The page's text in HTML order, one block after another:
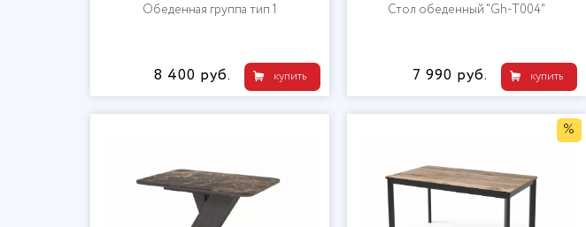
Обеденная группа тип 1
купить
8 400 руб.
Стол обеденный "Gh-T004"
купить
7 990 руб.
%